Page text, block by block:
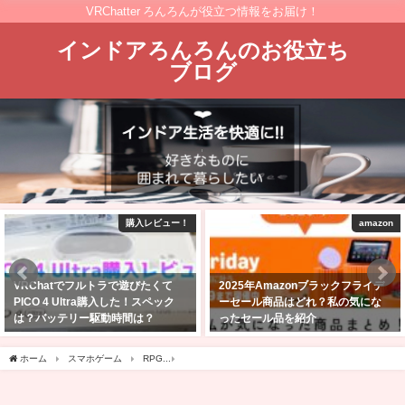
VRChatter ろんろんが役立つ情報をお届け！
インドアろんろんのお役立ち
ブログ
購入レビュー！
VRChatでフルトラで遊びたくて
PICO 4 Ultra購入した！スペック
は？バッテリー駆動時間は？
amazon
2025年Amazonブラックフライデ
ーセール商品はどれ？私の気にな
ったセール品を紹介
ホーム スマホゲーム RPG